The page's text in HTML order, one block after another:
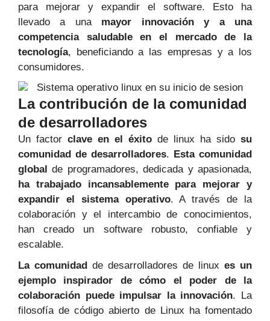
para mejorar y expandir el software. Esto ha
llevado a unamayor innovación y a una
competencia saludable en el mercado de la
tecnología, beneficiando a las empresas y a los
consumidores.
La contribución de la comunidad
de desarrolladores
Un factor clave en el éxito de linux ha sido su
comunidad de desarrolladores. Esta comunidad
global de programadores, dedicada y apasionada,
ha trabajado incansablemente para mejorar y
expandir el sistema operativo. A través de la
colaboración y el intercambio de conocimientos,
han creado un software robusto, confiable y
escalable.
La comunidad de desarrolladores de linux es un
ejemplo inspirador de cómo el poder de la
colaboración puede impulsar la innovación. La
filosofía de código abierto de Linux ha fomentado